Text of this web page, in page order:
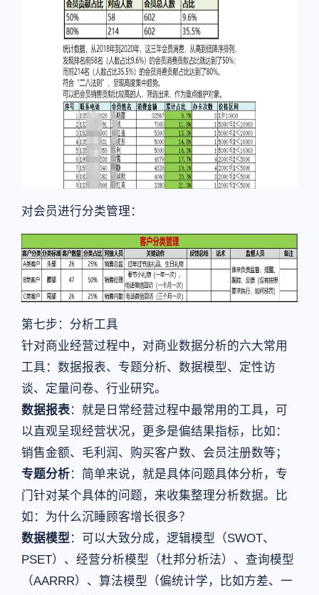
对会员进行分类管理：
第七步：分析工具
针对商业经营过程中，对商业数据分析的六大常用
工具：数据报表、专题分析、数据模型、定性访
谈、定量问卷、行业研究。
数据报表：就是日常经营过程中最常用的工具，可
以直观呈现经营状况，更多是偏结果指标，比如：
销售金额、毛利润、购买客户数、会员注册数等；
专题分析：简单来说，就是具体问题具体分析，专
门针对某个具体的问题，来收集整理分析数据。比
如：为什么沉睡顾客增长很多？
数据模型：可以大致分成，逻辑模型（SWOT、
PSET）、经营分析模型（杜邦分析法）、查询模型
（AARRR）、算法模型（偏统计学，比如方差、一